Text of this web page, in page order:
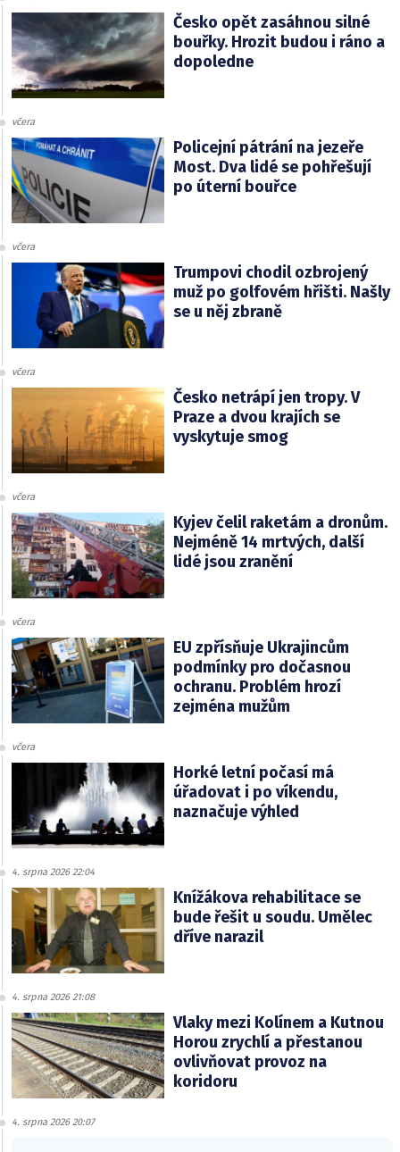
Česko opět zasáhnou silné
bouřky. Hrozit budou i ráno a
dopoledne
včera
Policejní pátrání na jezeře
Most. Dva lidé se pohřešují
po úterní bouřce
včera
Trumpovi chodil ozbrojený
muž po golfovém hřišti. Našly
se u něj zbraně
včera
Česko netrápí jen tropy. V
Praze a dvou krajích se
vyskytuje smog
včera
Kyjev čelil raketám a dronům.
Nejméně 14 mrtvých, další
lidé jsou zranění
včera
EU zpřísňuje Ukrajincům
podmínky pro dočasnou
ochranu. Problém hrozí
zejména mužům
včera
Horké letní počasí má
úřadovat i po víkendu,
naznačuje výhled
4. srpna 2026 22:04
Knížákova rehabilitace se
bude řešit u soudu. Umělec
dříve narazil
4. srpna 2026 21:08
Vlaky mezi Kolínem a Kutnou
Horou zrychlí a přestanou
ovlivňovat provoz na
koridoru
4. srpna 2026 20:07